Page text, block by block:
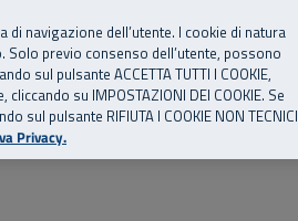
Risorse utili Supporto
navigazione dell’utente. I cookie di natura
previo consenso dell’utente, possono
sul pulsante ACCETTA TUTTI I COOKIE,
su IMPOSTAZIONI DEI COOKIE. Se
sul pulsante RIFIUTA I COOKIE NON TECNICI
Privacy.